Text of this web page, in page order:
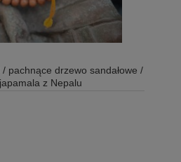
pachnące drzewo sandałowe /
z Nepalu